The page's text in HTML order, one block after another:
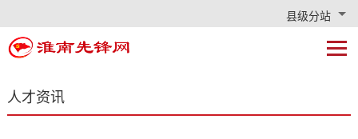
县级分站
人才资讯